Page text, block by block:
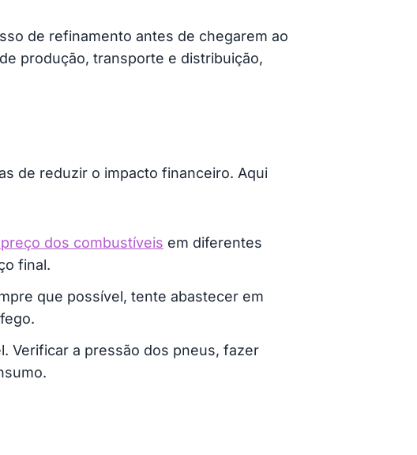
de refinamento antes de chegarem ao
produção, transporte e distribuição,
de reduzir o impacto financeiro. Aqui
dos combustíveis em diferentes
final.
que possível, tente abastecer em
Verificar a pressão dos pneus, fazer